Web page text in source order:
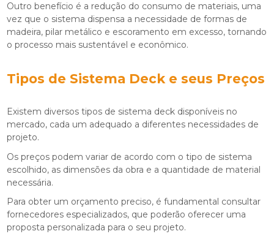
Outro benefício é a redução do consumo de materiais, uma
vez que o sistema dispensa a necessidade de formas de
madeira, pilar metálico e escoramento em excesso, tornando
o processo mais sustentável e econômico.
Tipos de Sistema Deck e seus Preços
Existem diversos tipos de sistema deck disponíveis no
mercado, cada um adequado a diferentes necessidades de
projeto.
Os preços podem variar de acordo com o tipo de sistema
escolhido, as dimensões da obra e a quantidade de material
necessária.
Para obter um orçamento preciso, é fundamental consultar
fornecedores especializados, que poderão oferecer uma
proposta personalizada para o seu projeto.